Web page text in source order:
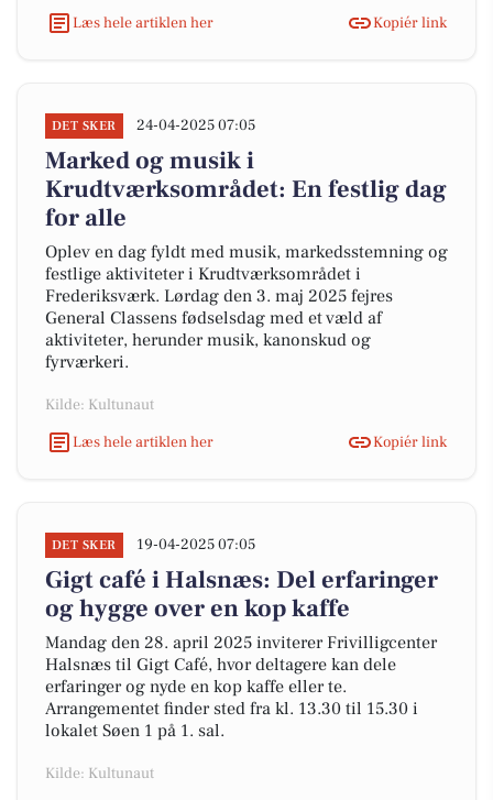
Læs hele artiklen her
Kopiér link
DET SKER 24-04-2025 07:05
Marked og musik i
Krudtværksområdet: En festlig dag
for alle
Oplev en dag fyldt med musik, markedsstemning og
festlige aktiviteter i Krudtværksområdet i
Frederiksværk. Lørdag den 3. maj 2025 fejres
General Classens fødselsdag med et væld af
aktiviteter, herunder musik, kanonskud og
fyrværkeri.
Kilde: Kultunaut
Læs hele artiklen her
Kopiér link
DET SKER 19-04-2025 07:05
Gigt café i Halsnæs: Del erfaringer
og hygge over en kop kaffe
Mandag den 28. april 2025 inviterer Frivilligcenter
Halsnæs til Gigt Café, hvor deltagere kan dele
erfaringer og nyde en kop kaffe eller te.
Arrangementet finder sted fra kl. 13.30 til 15.30 i
lokalet Søen 1 på 1. sal.
Kilde: Kultunaut